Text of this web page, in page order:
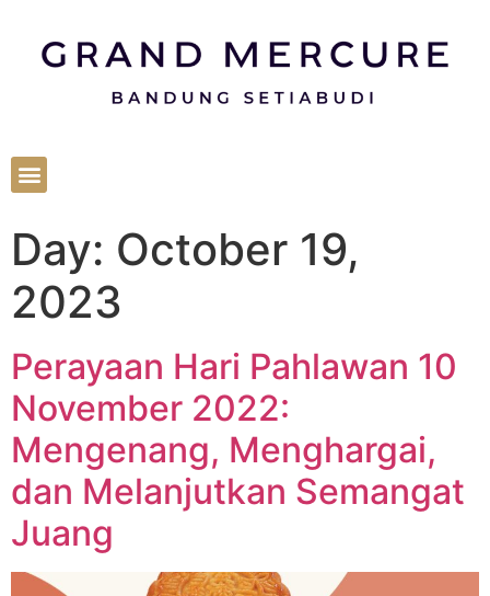
Day: October 19,
2023
Perayaan Hari Pahlawan 10
November 2022:
Mengenang, Menghargai,
dan Melanjutkan Semangat
Juang